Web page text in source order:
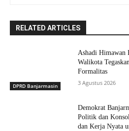
RELATED ARTICLES
DPRD Banjarmasin
Ashadi Himawan
Walikota
Formalitas
3 Agustus 2026
Demokrat
Politik dan
dan Kerja Nyata